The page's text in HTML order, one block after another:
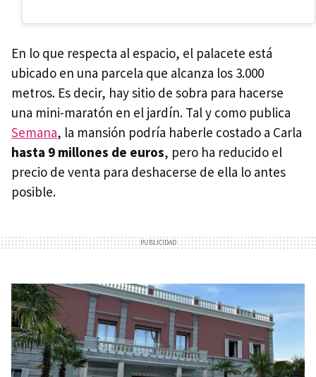
En lo que respecta al espacio, el palacete está
ubicado en una parcela que alcanza los 3.000
metros. Es decir, hay sitio de sobra para hacerse
una mini-maratón en el jardín. Tal y como publica
Semana, la mansión podría haberle costado a Carla
hasta 9 millones de euros, pero ha reducido el
precio de venta para deshacerse de ella lo antes
posible.